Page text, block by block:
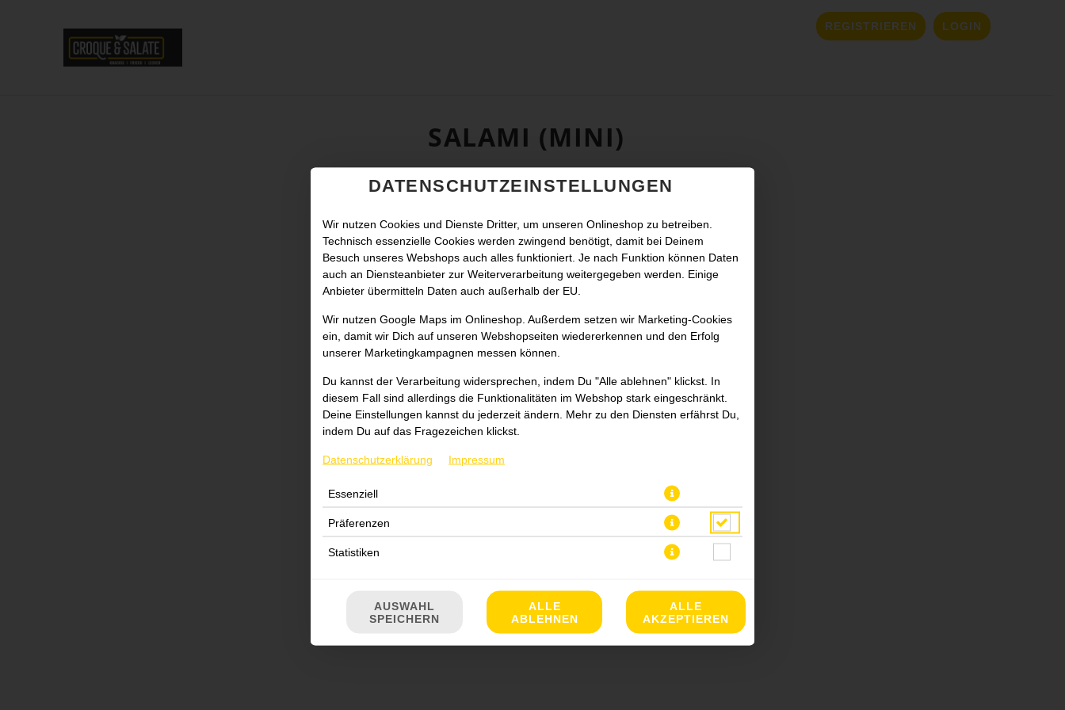
REGISTRIEREN LOGIN
SALAMI (MINI)
DATENSCHUTZEINSTELLUNGEN
Wir nutzen Cookies und Dienste Dritter, um unseren Onlineshop zu betreiben.
Technisch essenzielle Cookies werden zwingend benötigt, damit bei Deinem
Besuch unseres Webshops auch alles funktioniert. Je nach Funktion können Daten
auch an Diensteanbieter zur Weiterverarbeitung weitergegeben werden. Einige
Anbieter übermitteln Daten auch außerhalb der EU.
Wir nutzen Google Maps im Onlineshop. Außerdem setzen wir Marketing-Cookies
ein, damit wir Dich auf unseren Webshopseiten wiedererkennen und den Erfolg
unserer Marketingkampagnen messen können.
Du kannst der Verarbeitung widersprechen, indem Du "Alle ablehnen" klickst. In
diesem Fall sind allerdings die Funktionalitäten im Webshop stark eingeschränkt.
Deine Einstellungen kannst du jederzeit ändern. Mehr zu den Diensten erfährst Du,
indem Du auf das Fragezeichen klickst.
Datenschutzerklärung Impressum
Essenziell
Präferenzen
Statistiken
AUSWAHL
SPEICHERN
ALLE
ABLEHNEN
ALLE
AKZEPTIEREN